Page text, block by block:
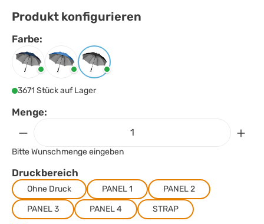
Produkt konfigurieren
Farbe:
Farbe auswählen
Blau KönigsblauSchwarz
3671 Stück auf Lager
Menge:
Bitte Wunschmenge eingeben
Druckbereich
Ohne Druck PANEL 1
PANEL 2
PANEL 3
PANEL 4 STRAP